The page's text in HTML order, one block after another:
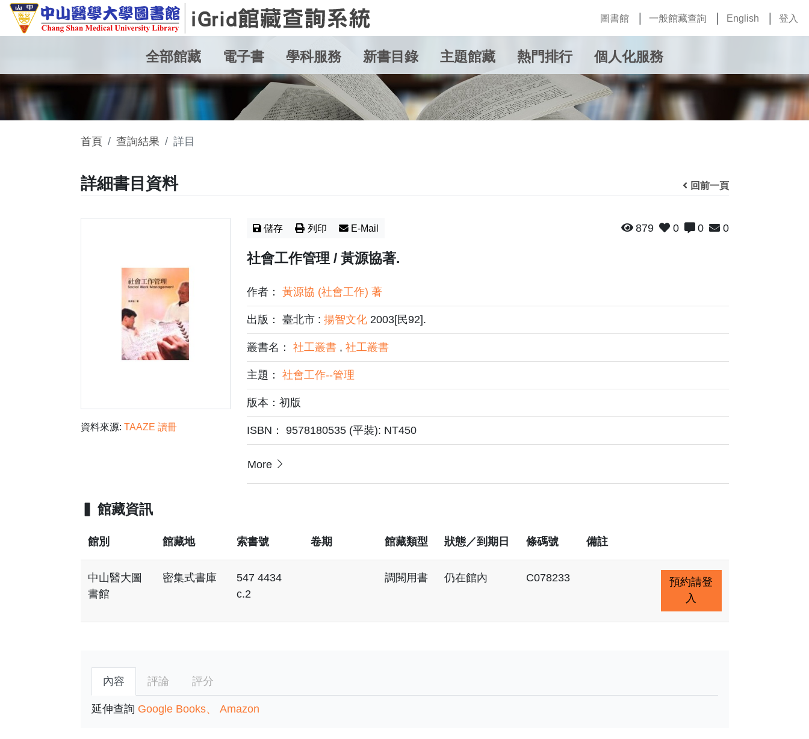
圖書館 一般館藏查詢 English 登入
全部館藏 電子書 學科服務 新書目錄 主題館藏 熱門排行 個人化服務
首頁 查詢結果 詳目
詳細書目資料 回前一頁
資料來源: TAAZE 讀冊
儲存 列印 E-Mail 879 0 0 0
社會工作管理 / 黃源協著.
作者： 黃源協 (社會工作) 著
出版： 臺北市 : 揚智文化2003[民92].
叢書名： 社工叢書, 社工叢書
主題： 社會工作--管理
版本：初版
ISBN： 9578180535 (平裝): NT450
More
館藏資訊
館別 館藏地 索書號 卷期 館藏類型 狀態／到期日 條碼號 備註
中山醫大圖
書館
密集式書庫
547 4434
c.2
調閱用書 仍在館內 C078233
預約請登
入
內容 評論 評分
延伸查詢 Google Books Amazon